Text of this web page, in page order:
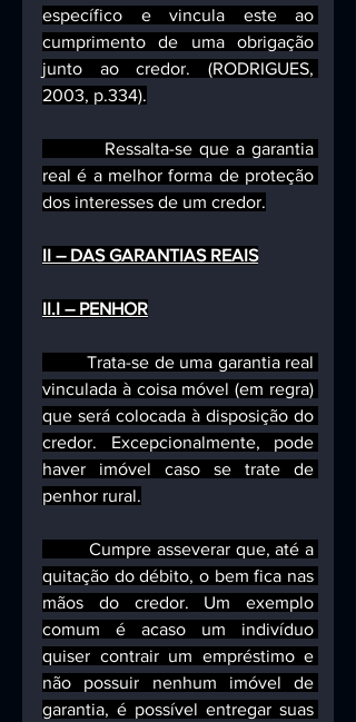
específico e vincula este ao
cumprimento de uma obrigação
junto ao credor. (RODRIGUES,
2003, p.334).
real é a melhor forma de proteção
dos interesses de um credor.
II – DAS GARANTIAS REAIS
II.I – PENHOR
         Trata-se de uma garantia real
vinculada à coisa móvel (em regra)
que será colocada à disposição do
credor. Excepcionalmente, pode
haver imóvel caso se trate de
penhor rural.
         Cumpre asseverar que, até a
quitação do débito, o bem fica nas
mãos do credor. Um exemplo
comum é acaso um indivíduo
quiser contrair um empréstimo e
não possuir nenhum imóvel de
garantia, é possível entregar suas